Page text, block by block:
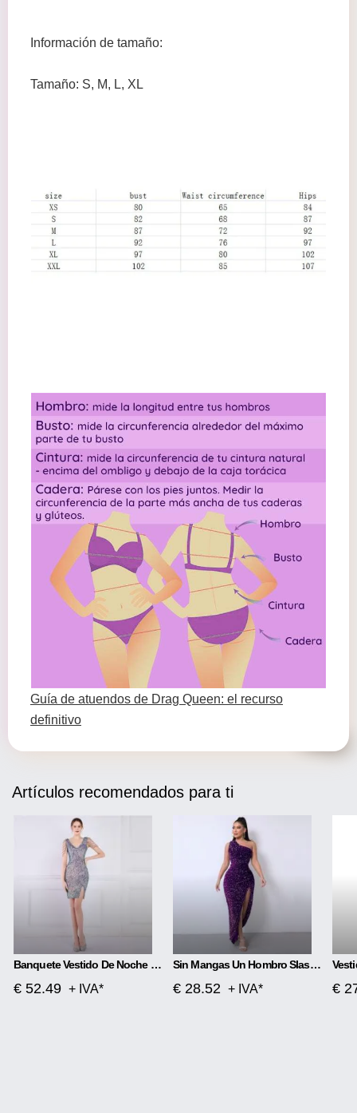
Información de tamaño:
Tamaño: S, M, L, XL
Guía de atuendos de Drag Queen: el recurso
definitivo
Artículos recomendados para ti
Banquete Vestido De Noche Magic Color Beads Short
€ 52.49 + IVA*
Sin Mangas Un Hombro Slash Neck Lentejuelas Precioso Vestido Con Abertura
€ 28.52 + IVA* €